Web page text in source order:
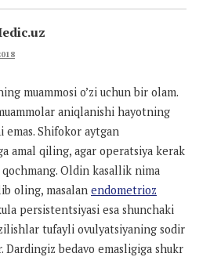
muammosi o’zi uchun bir olam.
aniqlanishi hayotning
emas. Shifokor aytgan
amal qiling, agar operatsiya kerak
qochmang. Oldin kasallik nima
oling, masalan endometrioz
persistentsiyasi esa shunchaki
tufayli ovulyatsiyaning sodir
Dardingiz bedavo emasligiga shukr